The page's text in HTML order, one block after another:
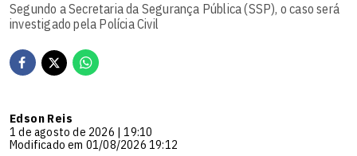
Segundo a Secretaria da Segurança Pública (SSP), o caso será
investigado pela Polícia Civil
Edson Reis
1 de agosto de 2026 | 19:10
Modificado em 01/08/2026 19:12